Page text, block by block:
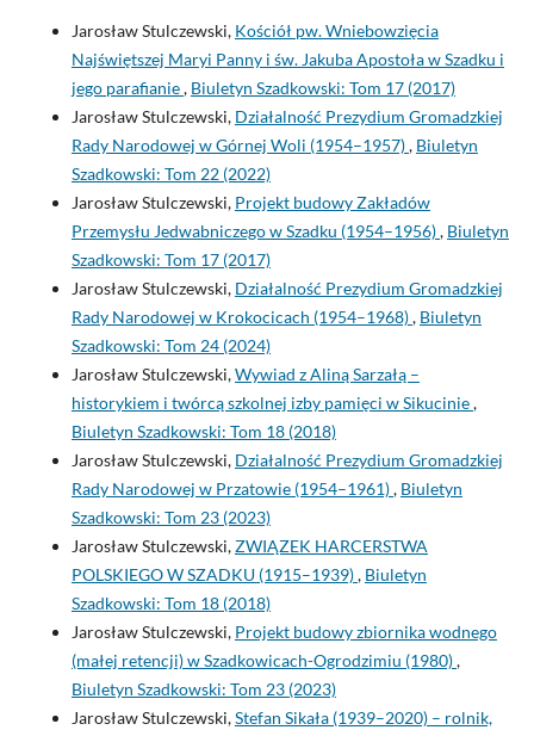
Jarosław Stulczewski, Kościół pw. Wniebowzięcia
Najświętszej Maryi Panny i św. Jakuba Apostoła w Szadku i
jego parafianie, Biuletyn Szadkowski: Tom 17 (2017)
Jarosław Stulczewski, Działalność Prezydium Gromadzkiej
Rady Narodowej w Górnej Woli (1954–1957), Biuletyn
Szadkowski: Tom 22 (2022)
Jarosław Stulczewski, Projekt budowy Zakładów
Przemysłu Jedwabniczego w Szadku (1954–1956), Biuletyn
Szadkowski: Tom 17 (2017)
Jarosław Stulczewski, Działalność Prezydium Gromadzkiej
Rady Narodowej w Krokocicach (1954–1968), Biuletyn
Szadkowski: Tom 24 (2024)
Jarosław Stulczewski,Wywiad z Aliną Sarzałą –
historykiem i twórcą szkolnej izby pamięci w Sikucinie,
Biuletyn Szadkowski: Tom 18 (2018)
Jarosław Stulczewski, Działalność Prezydium Gromadzkiej
Rady Narodowej w Przatowie (1954–1961), Biuletyn
Szadkowski: Tom 23 (2023)
Jarosław Stulczewski,ZWIĄZEK HARCERSTWA
POLSKIEGO W SZADKU (1915–1939), Biuletyn
Szadkowski: Tom 18 (2018)
Jarosław Stulczewski, Projekt budowy zbiornika wodnego
(małej retencji) w Szadkowicach-Ogrodzimiu (1980),
Biuletyn Szadkowski: Tom 23 (2023)
Jarosław Stulczewski,Stefan Sikała (1939–2020) – rolnik,